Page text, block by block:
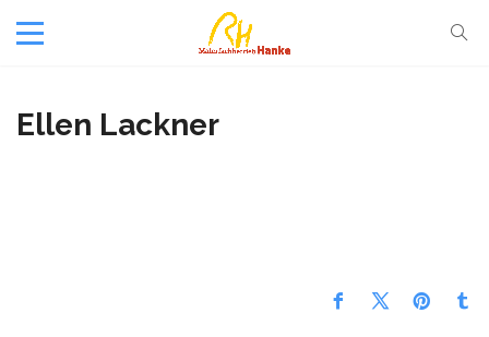
Ellen Lackner